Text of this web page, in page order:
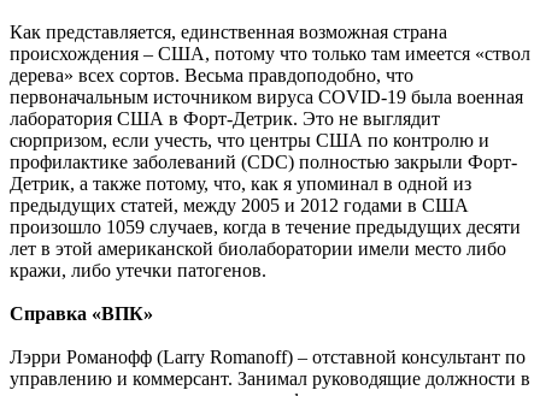
Как представляется, единственная возможная страна
происхождения – США, потому что только там имеется «ствол
дерева» всех сортов. Весьма правдоподобно, что
первоначальным источником вируса COVID-19 была военная
лаборатория США в Форт-Детрик. Это не выглядит
сюрпризом, если учесть, что центры США по контролю и
профилактике заболеваний (CDC) полностью закрыли Форт-
Детрик, а также потому, что, как я упоминал в одной из
предыдущих статей, между 2005 и 2012 годами в США
произошло 1059 случаев, когда в течение предыдущих десяти
лет в этой американской биолаборатории имели место либо
кражи, либо утечки патогенов.
Справка «ВПК»
Лэрри Романофф (Larry Romanoff) – отставной консультант по
управлению и коммерсант. Занимал руководящие должности в